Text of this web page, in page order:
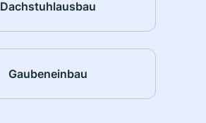
Dachstuhlausbau
Gaubeneinbau